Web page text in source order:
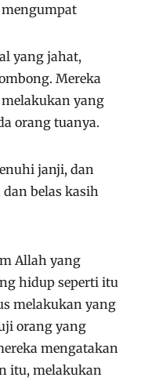
mengumpat
yang jahat,
Mereka
yang
orang tuanya.
janji, dan
belas kasih
Allah yang
hidup seperti itu
melakukan yang
orang yang
mengatakan
itu, melakukan